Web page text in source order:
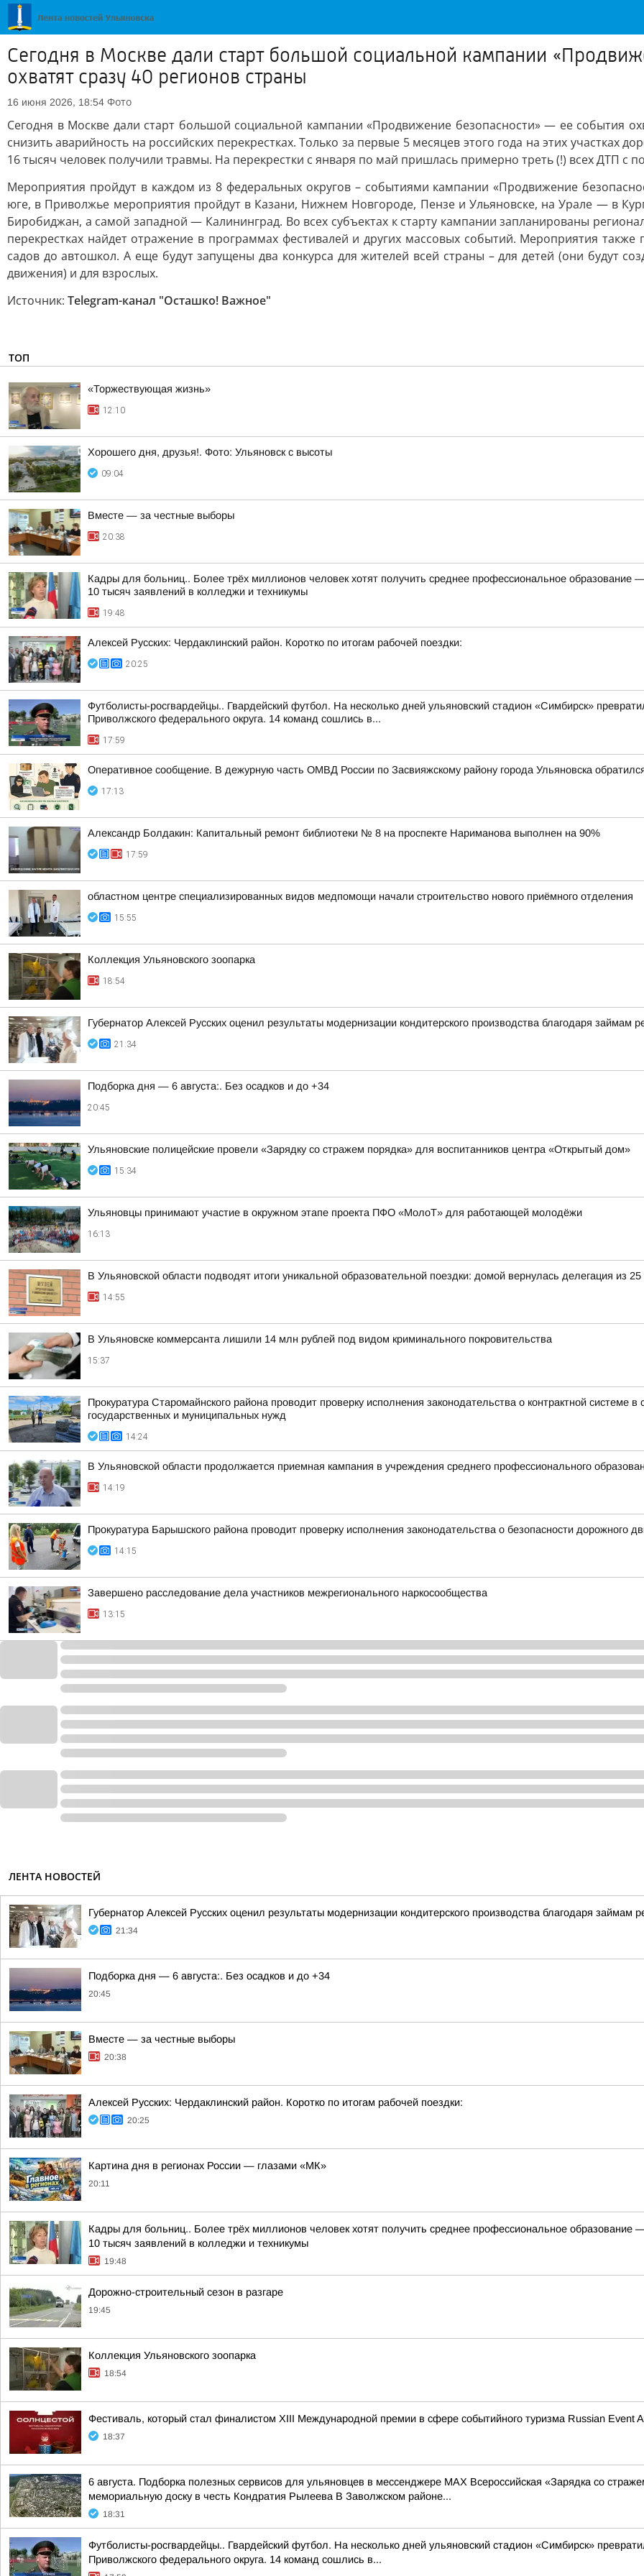
Сегодня в Москве дали старт большой социальной кампании
охватят сразу 40 регионов страны
16 июня 2026, 18:54 Фото
Сегодня в Москве дали старт большой социальной кампании «Продвижение безопасности» — ее события
снизить аварийность на российских перекрестках. Только за первые 5 месяцев этого года на этих участках
16 тысяч человек получили травмы. На перекрестки с января по май пришлась примерно треть (!) всех ДТП с
Мероприятия пройдут в каждом из 8 федеральных округов – событиями кампании «Продвижение
юге, в Приволжье мероприятия пройдут в Казани, Нижнем Новгороде, Пензе и Ульяновске, на Урале — в
Биробиджан, а самой западной — Калининград. Во всех субъектах к старту кампании запланированы
перекрестках найдет отражение в программах фестивалей и других массовых событий. Мероприятия также
садов до автошкол. А еще будут запущены два конкурса для жителей всей страны – для детей (они будут
движения) и для взрослых.
Источник: Telegram-канал "Осташко! Важное"
ТОП
«Торжествующая жизнь»
12:10
Хорошего дня, друзья!. Фото: Ульяновск с высоты
09:04
Вместе — за честные выборы
20:38
Кадры для больниц.. Более трёх миллионов человек хотят получить среднее профессиональное образование
10 тысяч заявлений в колледжи и техникумы
19:48
Алексей Русских: Чердаклинский район. Коротко по итогам рабочей поездки:
20:25
Футболисты-росгвардейцы.. Гвардейский футбол. На несколько дней ульяновский стадион «Симбирск»
Приволжского федерального округа. 14 команд сошлись в...
17:59
Оперативное сообщение. В дежурную часть ОМВД России по Засвияжскому району города Ульяновска
17:13
Александр Болдакин: Капитальный ремонт библиотеки № 8 на проспекте Нариманова выполнен на 90%
17:59
областном центре специализированных видов медпомощи начали строительство нового приёмного отделения
15:55
Коллекция Ульяновского зоопарка
18:54
Губернатор Алексей Русских оценил результаты модернизации кондитерского производства благодаря займам
21:34
Подборка дня — 6 августа:. Без осадков и до +34
20:45
Ульяновские полицейские провели «Зарядку со стражем порядка» для воспитанников центра «Открытый дом»
15:34
Ульяновцы принимают участие в окружном этапе проекта ПФО «МолоТ» для работающей молодёжи
16:13
В Ульяновской области подводят итоги уникальной образовательной поездки: домой вернулась делегация из
14:55
В Ульяновске коммерсанта лишили 14 млн рублей под видом криминального покровительства
15:37
Прокуратура Старомайнского района проводит проверку исполнения законодательства о контрактной системе
государственных и муниципальных нужд
14:24
В Ульяновской области продолжается приемная кампания в учреждения среднего профессионального
14:19
Прокуратура Барышского района проводит проверку исполнения законодательства о безопасности дорожного
14:15
Завершено расследование дела участников межрегионального наркосообщества
13:15
ЛЕНТА НОВОСТЕЙ
Губернатор Алексей Русских оценил результаты модернизации кондитерского производства благодаря займам
21:34
Подборка дня — 6 августа:. Без осадков и до +34
20:45
Вместе — за честные выборы
20:38
Алексей Русских: Чердаклинский район. Коротко по итогам рабочей поездки:
20:25
Картина дня в регионах России — глазами «МК»
20:11
Кадры для больниц.. Более трёх миллионов человек хотят получить среднее профессиональное
10 тысяч заявлений в колледжи и техникумы
19:48
Дорожно-строительный сезон в разгаре
19:45
Коллекция Ульяновского зоопарка
18:54
Фестиваль, который стал финалистом ХIII Международной премии в сфере событийного туризма Russian Event
18:37
6 августа. Подборка полезных сервисов для ульяновцев в мессенджере MAX Всероссийская «Зарядка со
мемориальную доску в честь Кондратия Рылеева В Заволжском районе...
18:31
Футболисты-росгвардейцы.. Гвардейский футбол. На несколько дней ульяновский стадион «Симбирск»
Приволжского федерального округа. 14 команд сошлись в...